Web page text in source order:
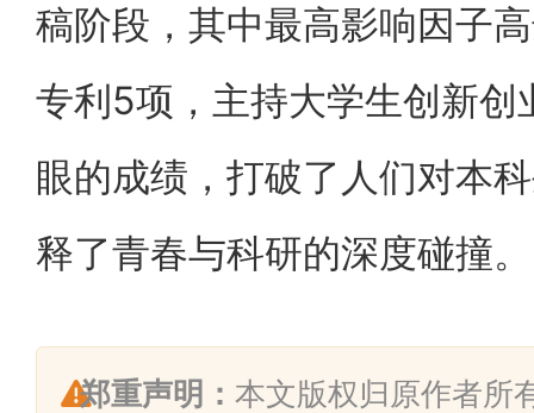
稿阶段，其中最高影响因子
专利5项，主持大学生创新
眼的成绩，打破了人们对本
释了青春与科研的深度碰撞。
郑重声明： 本文版权归原作者所